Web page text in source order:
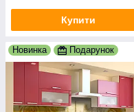
Купити
Новинка Подарунок